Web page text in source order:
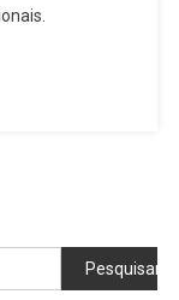
Um
Pesquisar